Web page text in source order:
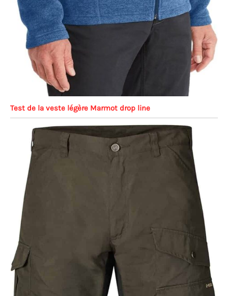
Test de la veste légère Marmot drop line